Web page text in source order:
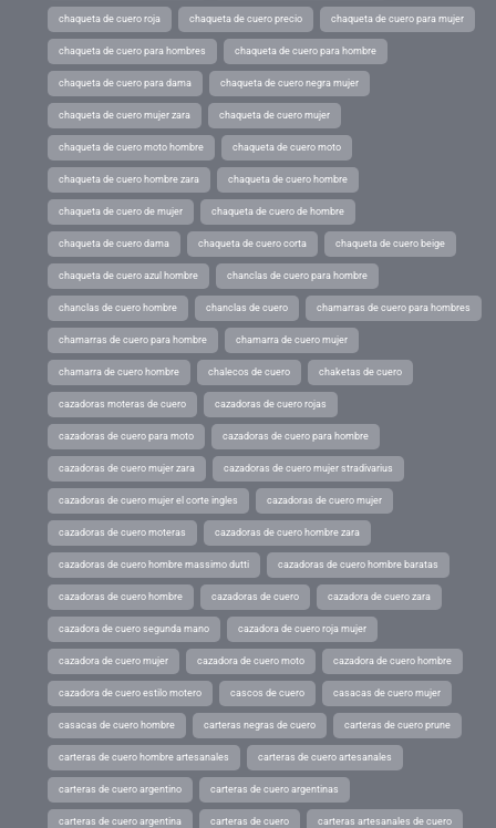
chaqueta de cuero roja chaqueta de cuero precio chaqueta de cuero para mujer
chaqueta de cuero para hombres chaqueta de cuero para hombre
chaqueta de cuero para dama chaqueta de cuero negra mujer
chaqueta de cuero mujer zara chaqueta de cuero mujer
chaqueta de cuero moto hombre chaqueta de cuero moto
chaqueta de cuero hombre zara chaqueta de cuero hombre
chaqueta de cuero de mujer chaqueta de cuero de hombre
chaqueta de cuero dama chaqueta de cuero corta chaqueta de cuero beige
chaqueta de cuero azul hombre chanclas de cuero para hombre
chanclas de cuero hombre chanclas de cuero chamarras de cuero para hombres
chamarras de cuero para hombre chamarra de cuero mujer
chamarra de cuero hombre chalecos de cuero chaketas de cuero
cazadoras moteras de cuero cazadoras de cuero rojas
cazadoras de cuero para moto cazadoras de cuero para hombre
cazadoras de cuero mujer zara cazadoras de cuero mujer stradivarius
cazadoras de cuero mujer el corte ingles cazadoras de cuero mujer
cazadoras de cuero moteras cazadoras de cuero hombre zara
cazadoras de cuero hombre massimo dutti cazadoras de cuero hombre baratas
cazadoras de cuero hombre cazadoras de cuero cazadora de cuero zara
cazadora de cuero segunda mano cazadora de cuero roja mujer
cazadora de cuero mujer cazadora de cuero moto cazadora de cuero hombre
cazadora de cuero estilo motero cascos de cuero casacas de cuero mujer
casacas de cuero hombre carteras negras de cuero carteras de cuero prune
carteras de cuero hombre artesanales carteras de cuero artesanales
carteras de cuero argentino carteras de cuero argentinas
carteras de cuero argentina carteras de cuero carteras artesanales de cuero